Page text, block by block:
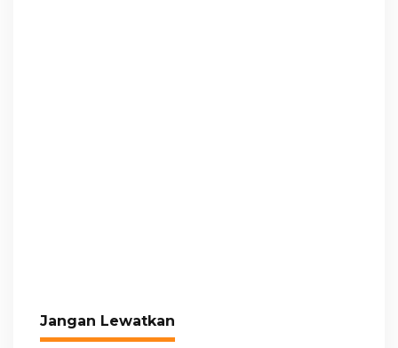
Jangan Lewatkan